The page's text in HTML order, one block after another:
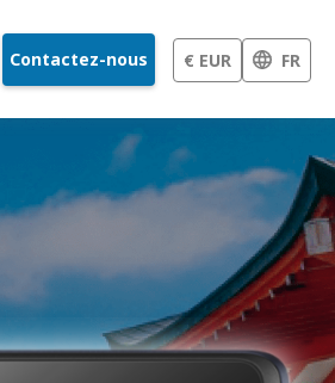
Contactez-nous € EUR FR